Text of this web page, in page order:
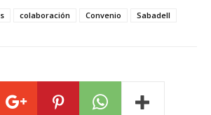
colaboración Convenio Sabadell